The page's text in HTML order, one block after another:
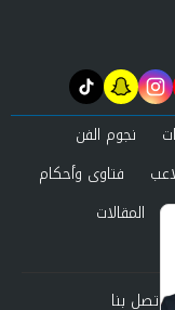
instagram
snapchat
tiktok
نجوم الفن
فتاوى وأحكام
المقالات
اتصل بنا